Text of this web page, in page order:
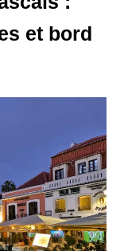
et bord